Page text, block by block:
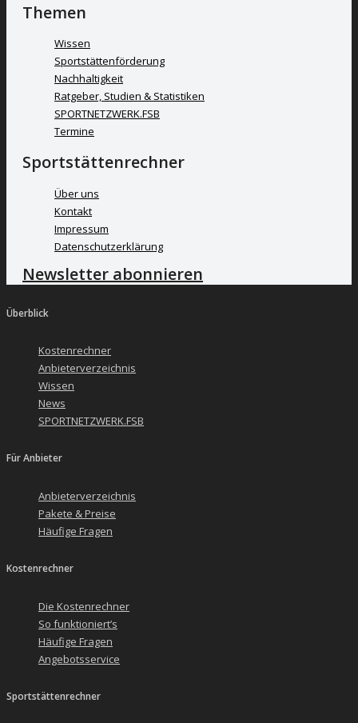
Themen
Wissen
Sportstättenförderung
Nachhaltigkeit
Ratgeber, Studien & Statistiken
SPORTNETZWERK.FSB
Termine
Sportstättenrechner
Über uns
Kontakt
Impressum
Datenschutzerklärung
Newsletter abonnieren
Überblick
Kostenrechner
Anbieterverzeichnis
Wissen
News
SPORTNETZWERK.FSB
Für Anbieter
Anbieterverzeichnis
Pakete & Preise
Häufige Fragen
Kostenrechner
Die Kostenrechner
So funktioniert’s
Häufige Fragen
Angebotsservice
Sportstättenrechner